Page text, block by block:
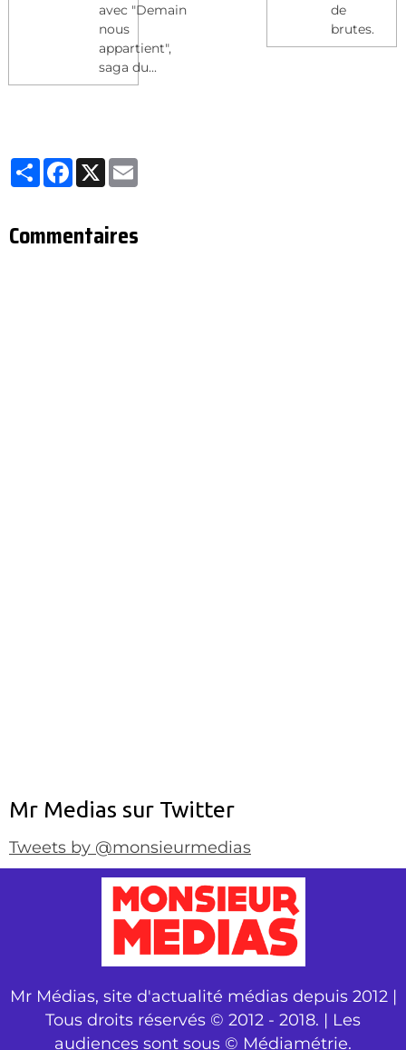
avec "Demain
nous
appartient",
saga du...
de
brutes.
Partager
Facebook
X
Commentaires
Mr Medias sur Twitter
Tweets by @monsieurmedias
Mr Médias, site d'actualité médias depuis 2012 |
Tous droits réservés © 2012 - 2018. | Les
audiences sont sous © Médiamétrie.